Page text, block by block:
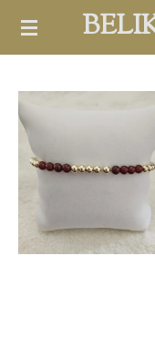
Ga
hoofdinhoud